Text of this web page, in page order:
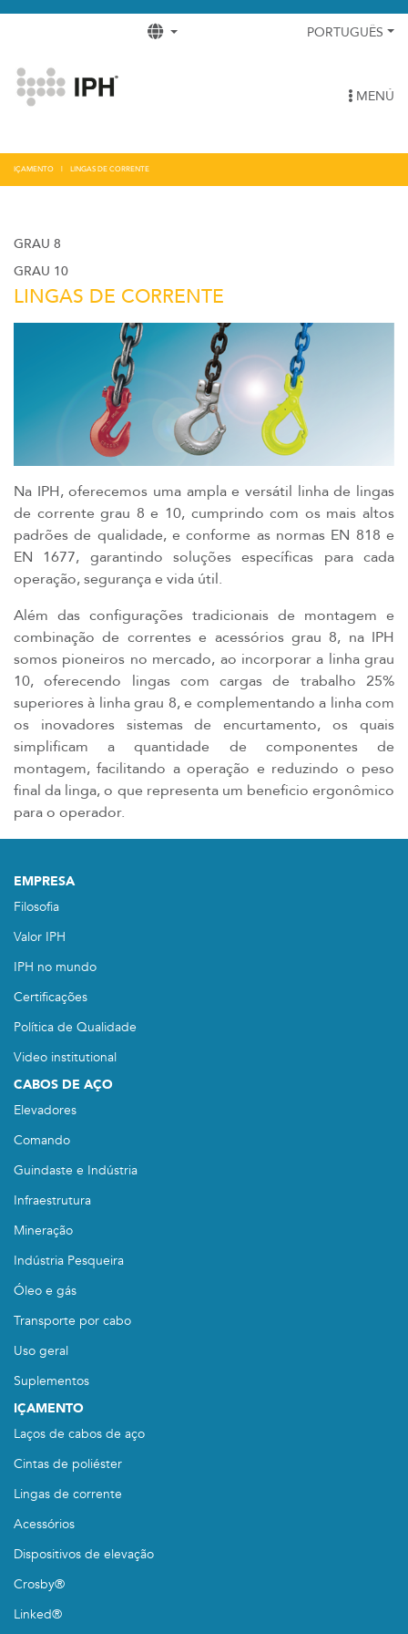
PORTUGUÊS
MENÚ
IÇAMENTO LINGAS DE CORRENTE
GRAU 8
GRAU 10
LINGAS DE CORRENTE
Na IPH, oferecemos uma ampla e versátil linha de lingas
de corrente grau 8 e 10, cumprindo com os mais altos
padrões de qualidade, e conforme as normas EN 818 e
EN 1677, garantindo soluções específicas para cada
operação, segurança e vida útil.
Além das configurações tradicionais de montagem e
combinação de correntes e acessórios grau 8, na IPH
somos pioneiros no mercado, ao incorporar a linha grau
10, oferecendo lingas com cargas de trabalho 25%
superiores à linha grau 8, e complementando a linha com
os inovadores sistemas de encurtamento, os quais
simplificam a quantidade de componentes de
montagem, facilitando a operação e reduzindo o peso
final da linga, o que representa um beneficio ergonômico
para o operador.
EMPRESA
Filosofia
Valor IPH
IPH no mundo
Certificações
Política de Qualidade
Video institutional
CABOS DE AÇO
Elevadores
Comando
Guindaste e Indústria
Infraestrutura
Mineração
Indústria Pesqueira
Óleo e gás
Transporte por cabo
Uso geral
Suplementos
IÇAMENTO
Laços de cabos de aço
Cintas de poliéster
Lingas de corrente
Acessórios
Dispositivos de elevação
Crosby®
Linked®